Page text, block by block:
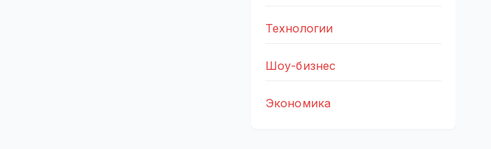
Технологии
Шоу-бизнес
Экономика